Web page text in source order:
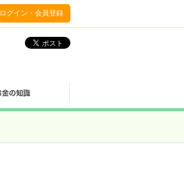
ログイン・会員登録